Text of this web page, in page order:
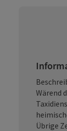
Wärend
Übrige